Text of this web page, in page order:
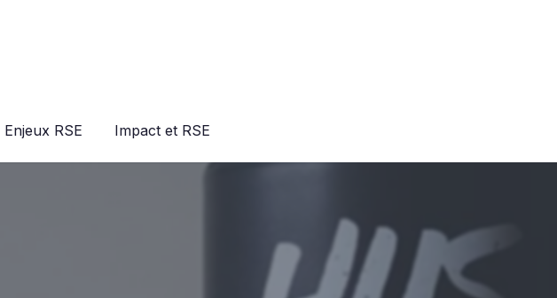
Enjeux RSE Impact et RSE